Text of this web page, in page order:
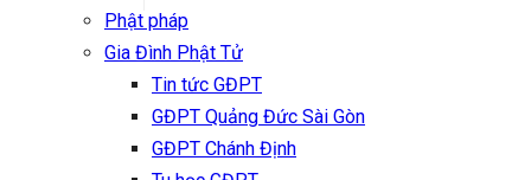
Phật pháp
Gia Đình Phật Tử
Tin tức GĐPT
GĐPT Quảng Đức Sài Gòn
GĐPT Chánh Định